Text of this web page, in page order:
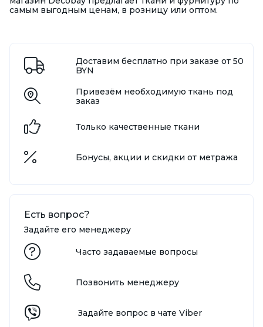
самым выгодным ценам, в розницу или оптом.
Доставим бесплатно при заказе от 50
BYN
Привезём необходимую ткань под
заказ
Только качественные ткани
Бонусы, акции и скидки от метража
Есть вопрос?
Задайте его менеджеру
Часто задаваемые вопросы
Позвонить менеджеру
Задайте вопрос в чате Viber